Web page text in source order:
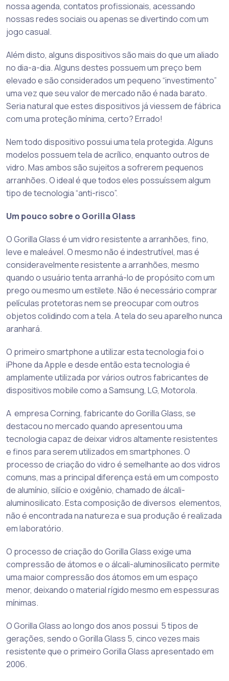
nossa agenda, contatos profissionais, acessando
nossas redes sociais ou apenas se divertindo com um
jogo casual.
Além disto, alguns dispositivos são mais do que um aliado
no dia-a-dia. Alguns destes possuem um preço bem
elevado e são considerados um pequeno “investimento”
uma vez que seu valor de mercado não é nada barato.
Seria natural que estes dispositivos já viessem de fábrica
com uma proteção mínima, certo? Errado!
Nem todo dispositivo possui uma tela protegida. Alguns
modelos possuem tela de acrílico, enquanto outros de
vidro. Mas ambos são sujeitos a sofrerem pequenos
arranhões. O ideal é que todos eles possuíssem algum
tipo de tecnologia “anti-risco”.
Um pouco sobre o Gorilla Glass
O Gorilla Glass é um vidro resistente a arranhões, fino,
leve e maleável. O mesmo não é indestrutível, mas é
consideravelmente resistente a arranhões, mesmo
quando o usuário tenta arranhá-lo de propósito com um
prego ou mesmo um estilete. Não é necessário comprar
películas protetoras nem se preocupar com outros
objetos colidindo com a tela. A tela do seu aparelho nunca
aranhará.
O primeiro smartphone a utilizar esta tecnologia foi o
iPhone da Apple e desde então esta tecnologia é
amplamente utilizada por vários outros fabricantes de
dispositivos mobile como a Samsung, LG, Motorola.
A empresa Corning, fabricante do Gorilla Glass, se
destacou no mercado quando apresentou uma
tecnologia capaz de deixar vidros altamente resistentes
e finos para serem utilizados em smartphones. O
processo de criação do vidro é semelhante ao dos vidros
comuns, mas a principal diferença está em um composto
de alumínio, silício e oxigênio, chamado de álcali-
aluminosilicato. Esta composição de diversos elementos,
não é encontrada na natureza e sua produção é realizada
em laboratório.
O processo de criação do Gorilla Glass exige uma
compressão de átomos e o álcali-aluminosilicato permite
uma maior compressão dos átomos em um espaço
menor, deixando o material rígido mesmo em espessuras
mínimas.
O Gorilla Glass ao longo dos anos possui 5 tipos de
gerações, sendo o Gorilla Glass 5, cinco vezes mais
resistente que o primeiro Gorilla Glass apresentado em
2006.